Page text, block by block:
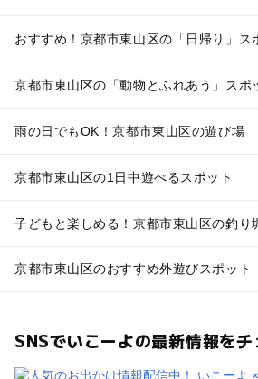
おすすめ！京都市東山区の「日帰り」ス
京都市東山区の「動物とふれあう」スポ
雨の日でもOK！京都市東山区の遊び場
京都市東山区の1日中遊べるスポット
子どもと楽しめる！京都市東山区の釣り
京都市東山区のおすすめ外遊びスポット
SNSでいこーよの最新情報をチ